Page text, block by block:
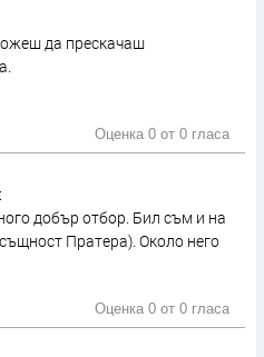
да прескачаш
Оценка 0 от 0 гласа
добър отбор. Бил съм и на
Пратера). Около него
Оценка 0 от 0 гласа